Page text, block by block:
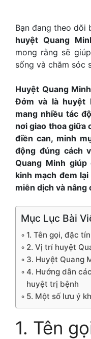
Bạn đang theo dõi
huyệt Quang
mong rằng sẽ
sống và chăm sóc
Huyệt Quang
Đởm và là huyệt
mang nhiều tác
nơi giao thoa giữa
điền can, minh
động đúng cách
Quang Minh
kinh mạch đem
miễn dịch và
Mục Lục Bài
1. Tên gọi, đặc
2. Vị trí huyệt
3. Huyệt Quang
4. Hướng dẫn
huyệt trị bệnh
5. Một số lưu ý
1. Tên